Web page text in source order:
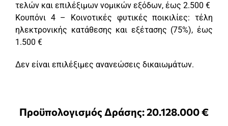
τελών και επιλέξιμων νομικών εξόδων, έως 2.500 €
Κουπόνι 4 – Κοινοτικές φυτικές ποικιλίες: τέλη
ηλεκτρονικής κατάθεσης και εξέτασης (75%), έως
1.500 €
Δεν είναι επιλέξιμες ανανεώσεις δικαιωμάτων.
Προϋπολογισμός Δράσης: 20.128.000 €